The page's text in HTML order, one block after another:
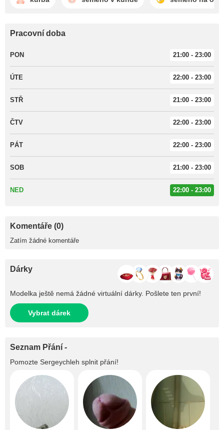
Pracovní doba
PON 21:00 - 23:00
ÚTE 22:00 - 23:00
STŘ 21:00 - 23:00
ČTV 22:00 - 23:00
PÁT 22:00 - 23:00
SOB 21:00 - 23:00
NED 22:00 - 23:00
Komentáře (0)
Zatím žádné komentáře
Dárky
Modelka ještě nemá žádné virtuální dárky. Pošlete ten první!
Vybrat dárek
Seznam Přání -
Pomozte Sergeychleh splnit přání!